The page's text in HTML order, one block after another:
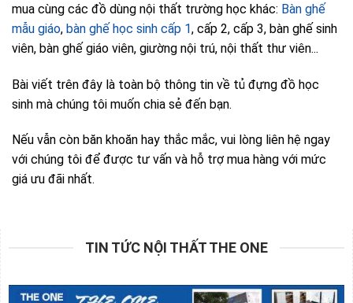
mua cùng các đồ dùng nội thất trường học khác: Bàn ghế
mẫu giáo, bàn ghế học sinh cấp 1, cấp 2, cấp 3, bàn ghế sinh
viên, bàn ghế giáo viên, giường nội trú, nội thất thư viên...
Bài viết trên đây là toàn bộ thông tin về tủ đựng đồ học
sinh mà chúng tôi muốn chia sẻ đến bạn.
Nếu vẫn còn băn khoăn hay thắc mắc, vui lòng liên hệ ngay
với chúng tôi để được tư vấn và hỗ trợ mua hàng với mức
giá ưu đãi nhất.
TIN TỨC NỘI THẤT THE ONE